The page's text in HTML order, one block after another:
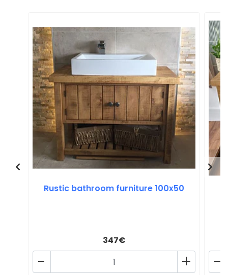
Rustic bathroom furniture 100x50
347€
+
- -